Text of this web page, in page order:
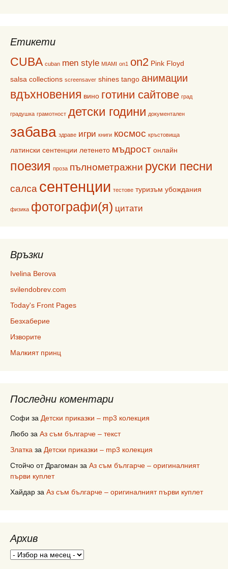
Етикети
CUBA cuban men style MIAMI on1 on2 Pink Floyd
salsa collections screensaver shines tango анимации
вдъхновения вино готини сайтове град
градушка грамотност детски години документален
забава здраве игри книги космос кръстовища
латински сентенции летенето мъдрост онлайн
поезия проза пълнометражни руски песни
салса сентенции тестове туризъм убождания
физика фотографи(я) цитати
Връзки
Ivelina Berova
svilendobrev.com
Today's Front Pages
Безхаберие
Изворите
Малкият принц
Последни коментари
Софи за Детски приказки – mp3 колекция
Любо за Аз съм българче – текст
Златка за Детски приказки – mp3 колекция
Стойчо от Драгоман за Аз съм българче – оригиналният
първи куплет
Хайдар за Аз съм българче – оригиналният първи куплет
Архив
Архив